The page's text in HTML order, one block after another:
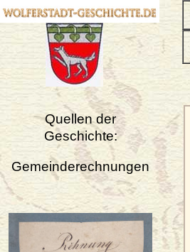
Quellen der
Geschichte:
Gemeinderechnungen